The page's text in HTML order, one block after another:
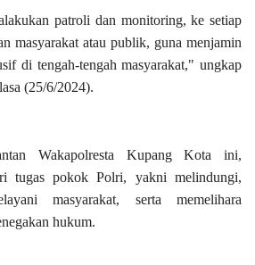
patroli dan monitoring, ke setiap
masyarakat atau publik, guna menjamin
di tengah-tengah masyarakat," ungkap
(25/6/2024).
Wakapolresta Kupang Kota ini,
tugas pokok Polri, yakni melindungi,
masyarakat, serta memelihara
hukum.